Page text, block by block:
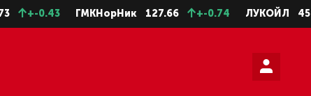
+-0.43 ГМКНорНик 127.66 +-0.74 ЛУКОЙЛ 4588.5